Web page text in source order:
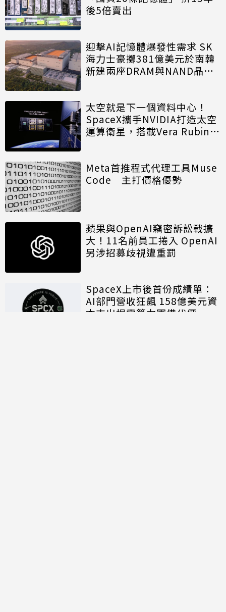
後5倍賣出
迎擊AI記憶體爆發性需求 SK
海力士豪擲381億美元於南韓
新建兩座DRAM與NAND晶圓
太空就是下一個資料中心！
SpaceX攜手NVIDIA打造太空
運算衛星，搭載Vera Rubin運
Meta首推程式代理工具Muse
Code 主打價格優勢
蘋果與OpenAI竊密訴訟戰擴
大！11名前員工捲入 OpenAI
另涉招募歧視遭重罰
SpaceX上市後首份成績單：
AI部門營收狂飆 158億美元資
本支出揭露算力軍備代價